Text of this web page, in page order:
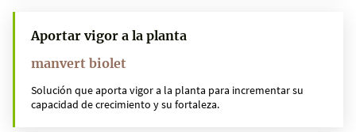
Aportar vigor a la planta
manvert biolet
Solución que aporta vigor a la planta para incrementar su
capacidad de crecimiento y su fortaleza.